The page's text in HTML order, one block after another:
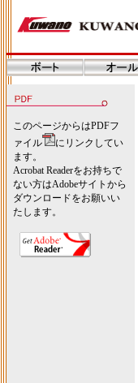
このページからはPDFフ
ァイル
にリンクしてい
ます。
Acrobat Readerをお持ちで
ない方はAdobeサイトから
ダウンロードをお願いい
たします。